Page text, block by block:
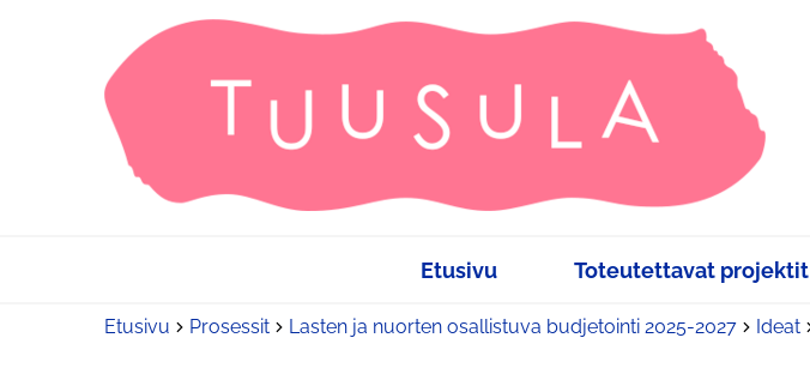
Etusivu Toteutettavat projektit
Etusivu Prosessit Lasten ja nuorten osallistuva budjetointi 2025-2027 Ideat